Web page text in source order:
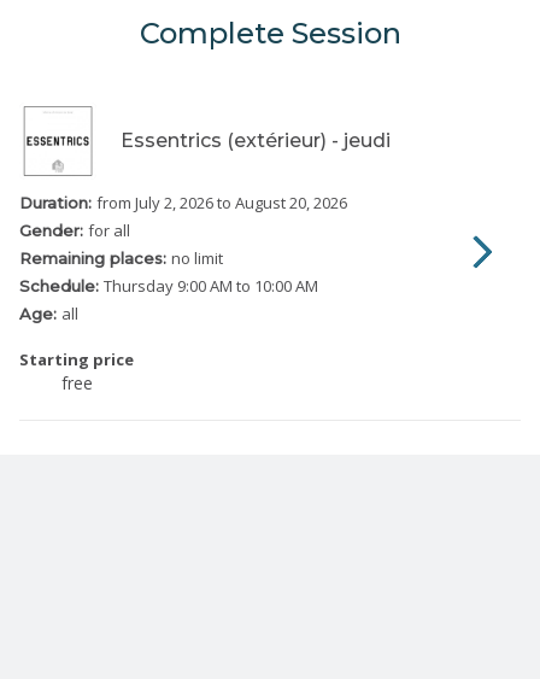
Complete Session
Essentrics (extérieur) - jeudi
Duration: from July 2, 2026to August 20, 2026
Gender: for all
Remaining places: no limit
Schedule: Thursday 9:00 AM to 10:00 AM
Age: all
Starting price
free